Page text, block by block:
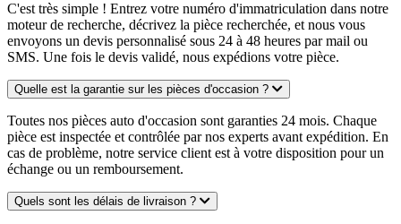
C'est très simple ! Entrez votre numéro d'immatriculation dans notre
moteur de recherche, décrivez la pièce recherchée, et nous vous
envoyons un devis personnalisé sous 24 à 48 heures par mail ou
SMS. Une fois le devis validé, nous expédions votre pièce.
Quelle est la garantie sur les pièces d'occasion ?
Toutes nos pièces auto d'occasion sont garanties 24 mois. Chaque
pièce est inspectée et contrôlée par nos experts avant expédition. En
cas de problème, notre service client est à votre disposition pour un
échange ou un remboursement.
Quels sont les délais de livraison ?